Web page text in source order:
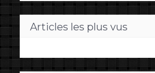
Articles les plus vus